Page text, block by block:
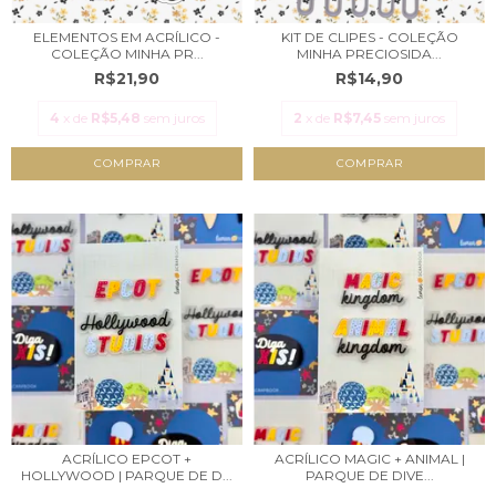
ELEMENTOS EM ACRÍLICO -
COLEÇÃO MINHA PR...
R$21,90
4 x de R$5,48 sem juros
KIT DE CLIPES - COLEÇÃO
MINHA PRECIOSIDA...
R$14,90
2 x de R$7,45 sem juros
ACRÍLICO EPCOT +
HOLLYWOOD | PARQUE DE D...
ACRÍLICO MAGIC + ANIMAL |
PARQUE DE DIVE...